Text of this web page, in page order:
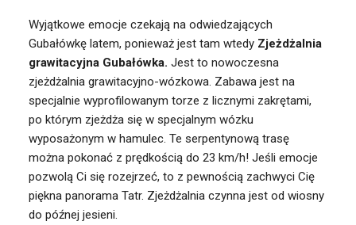
Wyjątkowe emocje czekają na odwiedzających
Gubałówkę latem, ponieważ jest tam wtedy Zjeżdżalnia
grawitacyjna Gubałówka. Jest to nowoczesna
zjeżdżalnia grawitacyjno-wózkowa. Zabawa jest na
specjalnie wyprofilowanym torze z licznymi zakrętami,
po którym zjeżdża się w specjalnym wózku
wyposażonym w hamulec. Te serpentynową trasę
można pokonać z prędkością do 23 km/h! Jeśli emocje
pozwolą Ci się rozejrzeć, to z pewnością zachwyci Cię
piękna panorama Tatr. Zjeżdżalnia czynna jest od wiosny
do późnej jesieni.